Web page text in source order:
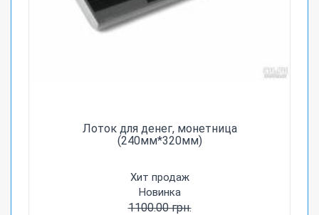
Лоток для денег, монетница
(240мм*320мм)
Хит продаж
Новинка
1100.00 грн.